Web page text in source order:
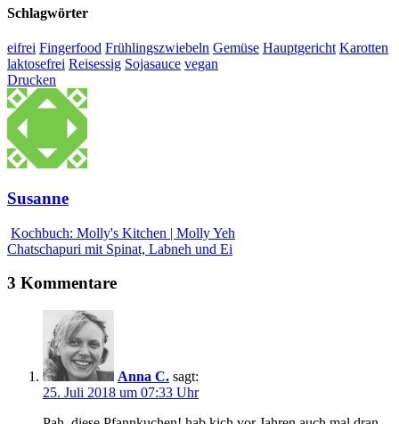
Schlagwörter
eifrei Fingerfood Frühlingszwiebeln Gemüse Hauptgericht Karotten
laktosefrei Reisessig Sojasauce vegan
Drucken
Susanne
Kochbuch: Molly's Kitchen | Molly Yeh
Chatschapuri mit Spinat, Labneh und Ei
3 Kommentare
Anna C. sagt:
25. Juli 2018 um 07:33 Uhr